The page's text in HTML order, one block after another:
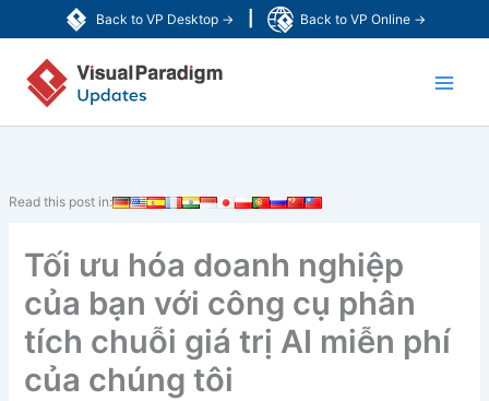
Back to VP Desktop → Back to VP Online →
tới
dung
Read this post in:
Tối ưu hóa doanh nghiệp
của bạn với công cụ phân
tích chuỗi giá trị AI miễn phí
của chúng tôi